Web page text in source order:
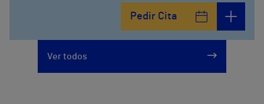
Pedir Cita
Ver todos